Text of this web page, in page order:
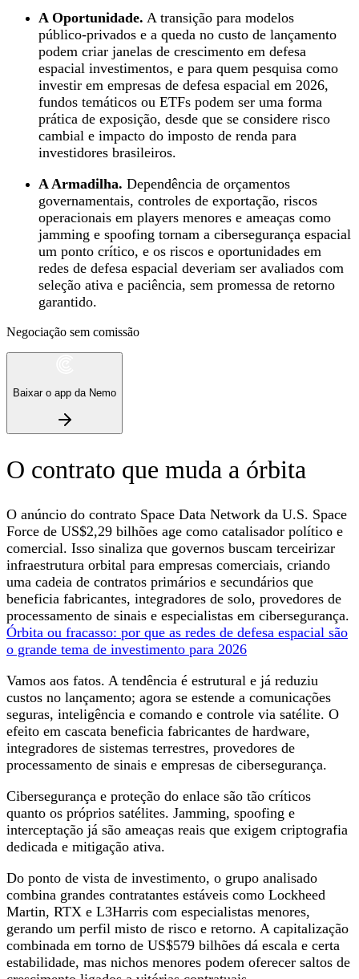
A Oportunidade. A transição para modelos
público‑privados e a queda no custo de lançamento
podem criar janelas de crescimento em defesa
espacial investimentos, e para quem pesquisa como
investir em empresas de defesa espacial em 2026,
fundos temáticos ou ETFs podem ser uma forma
prática de exposição, desde que se considere risco
cambial e impacto do imposto de renda para
investidores brasileiros.
A Armadilha. Dependência de orçamentos
governamentais, controles de exportação, riscos
operacionais em players menores e ameaças como
jamming e spoofing tornam a cibersegurança espacial
um ponto crítico, e os riscos e oportunidades em
redes de defesa espacial deveriam ser avaliados com
seleção ativa e paciência, sem promessa de retorno
garantido.
Negociação sem comissão
Baixar o app da Nemo
O contrato que muda a órbita
O anúncio do contrato Space Data Network da U.S. Space
Force de US$2,29 bilhões age como catalisador político e
comercial. Isso sinaliza que governos buscam terceirizar
infraestrutura orbital para empresas comerciais, criando
uma cadeia de contratos primários e secundários que
beneficia fabricantes, integradores de solo, provedores de
processamento de sinais e especialistas em cibersegurança.
Órbita ou fracasso: por que as redes de defesa espacial são
o grande tema de investimento para 2026
Vamos aos fatos. A tendência é estrutural e já reduziu
custos no lançamento; agora se estende a comunicações
seguras, inteligência e comando e controle via satélite. O
efeito em cascata beneficia fabricantes de hardware,
integradores de sistemas terrestres, provedores de
processamento de sinais e empresas de cibersegurança.
Cibersegurança e proteção do enlace são tão críticos
quanto os próprios satélites. Jamming, spoofing e
interceptação já são ameaças reais que exigem criptografia
dedicada e mitigação ativa.
Do ponto de vista de investimento, o grupo analisado
combina grandes contratantes estáveis como Lockheed
Martin, RTX e L3Harris com especialistas menores,
gerando um perfil misto de risco e retorno. A capitalização
combinada em torno de US$579 bilhões dá escala e certa
estabilidade, mas nichos menores podem oferecer saltos de